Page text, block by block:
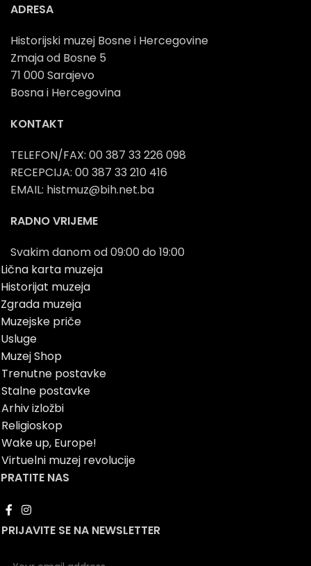
ADRESA
Historijski muzej Bosne i Hercegovine
Zmaja od Bosne 5
71 000 Sarajevo
Bosna i Hercegovina
KONTAKT
TELEFON/FAX: 00 387 33 226 098
RECEPCIJA: 00 387 33 210 416
EMAIL: histmuz@bih.net.ba
RADNO VRIJEME
Svakim danom od 09:00 do 19:00
Lična karta muzeja
Historijat muzeja
Zgrada muzeja
Muzejske priče
Usluge
Muzej Shop
Trenutne postavke
Stalne postavke
Arhiv izložbi
Religioskop
Wake up, Europe!
Virtuelni muzej revolucije
PRATITE NAS
PRIJAVITE SE NA NEWSLETTER